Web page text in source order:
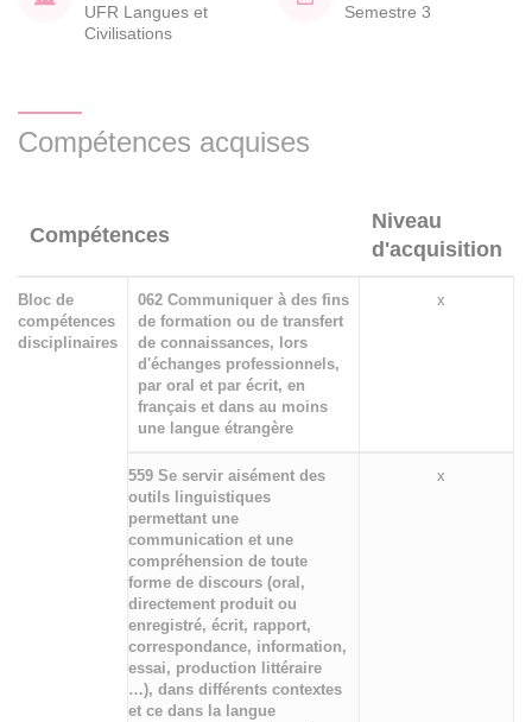
UFR Langues et
Civilisations
Semestre 3
Compétences acquises
Compétences
Niveau
d'acquisition
Bloc de
compétences
disciplinaires
062 Communiquer à des fins
de formation ou de transfert
de connaissances, lors
d'échanges professionnels,
par oral et par écrit, en
français et dans au moins
une langue étrangère
x
559 Se servir aisément des
outils linguistiques
permettant une
communication et une
compréhension de toute
forme de discours (oral,
directement produit ou
enregistré, écrit, rapport,
correspondance, information,
essai, production littéraire
…), dans différents contextes
et ce dans la langue
x